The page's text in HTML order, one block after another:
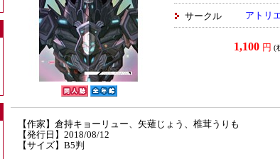
サークル アトリ
1,100 円 (
【作家】倉持キョーリュー、矢薙じょう、椎茸うりも
【発行日】2018/08/12
【サイズ】B5判